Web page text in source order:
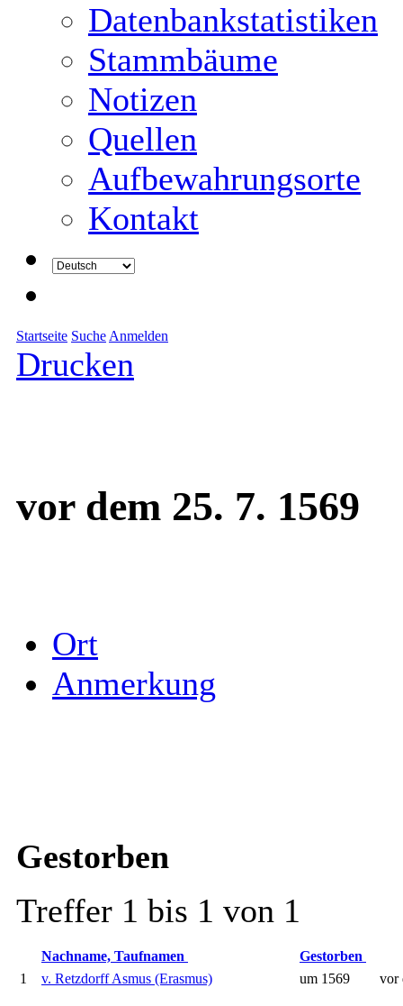
Datenbankstatistiken
Stammbäume
Notizen
Quellen
Aufbewahrungsorte
Kontakt
Startseite Suche Anmelden
Drucken
vor dem 25. 7. 1569
Ort
Anmerkung
Gestorben
Treffer 1 bis 1 von 1
Nachname, Taufnamen
Gestorben
1
v. Retzdorff Asmus (Erasmus) um 1569 vor